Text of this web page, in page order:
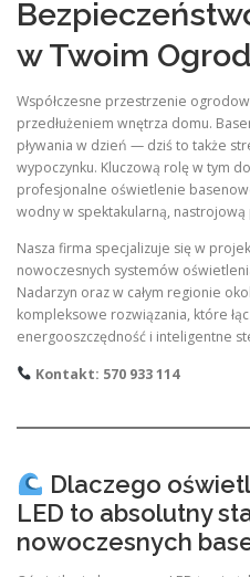
w Twoim
Współczesne przestrzenie
przedłużeniem wnętrza domu.
pływania w dzień — dziś to także
wypoczynku. Kluczową rolę w tym
profesjonalne oświetlenie
wodny w spektakularną,
Nasza firma specjalizuje się w
nowoczesnych systemów
Nadarzyn oraz w całym regionie
kompleksowe rozwiązania, które
energooszczędność i inteligentne
Kontakt: 570 933 114
Dlaczego
LED to absolutny
nowoczesnych